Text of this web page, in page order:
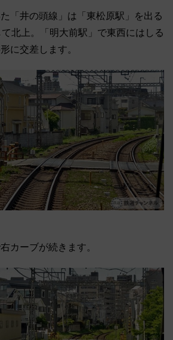
「井の頭線」は「東松原駅」を出る
北上。「明大前駅」で東西にはしる
に交差します。
カーブが続きます。